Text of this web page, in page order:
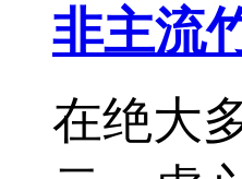
非主流
在绝大